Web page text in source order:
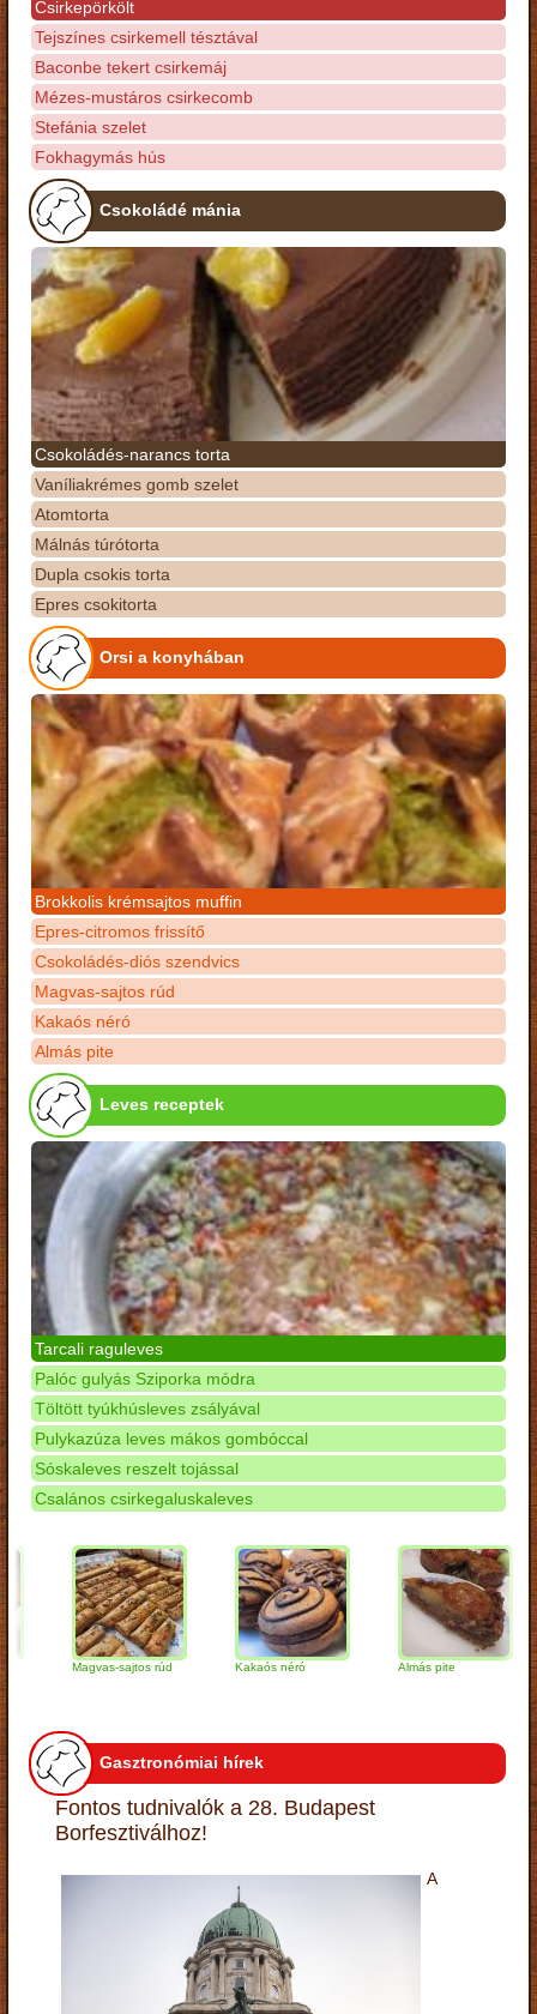
Csirkepörkölt
Tejszínes csirkemell tésztával
Baconbe tekert csirkemáj
Mézes-mustáros csirkecomb
Stefánia szelet
Fokhagymás hús
Csokoládé mánia
Csokoládés-narancs torta
Vaníliakrémes gomb szelet
Atomtorta
Málnás túrótorta
Dupla csokis torta
Epres csokitorta
Orsi a konyhában
Brokkolis krémsajtos muffin
Epres-citromos frissítő
Csokoládés-diós szendvics
Magvas-sajtos rúd
Kakaós néró
Almás pite
Leves receptek
Tarcali raguleves
Palóc gulyás Sziporka módra
Töltött tyúkhúsleves zsályával
Pulykazúza leves mákos gombóccal
Sóskaleves reszelt tojással
Csalános csirkegaluskaleves
Magvas-sajtos rúd Kakaós néró Almás pite
Gasztronómiai hírek
Fontos tudnivalók a 28. Budapest
Borfesztiválhoz!
A